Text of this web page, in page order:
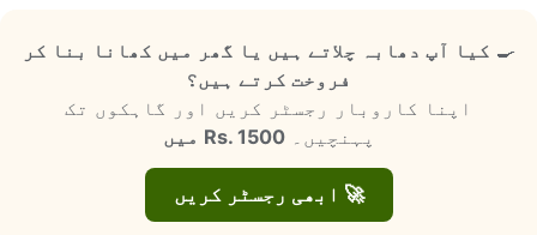
🍳 کیا آپ دھابہ چلاتے ہیں یا گھر میں کھانا بنا کر
فروخت کرتے ہیں؟
اپنا کاروبار رجسٹر کریں اور گاہکوں تک
پہنچیں۔Rs. 1500 میں
🚀 ابھی رجسٹر کریں